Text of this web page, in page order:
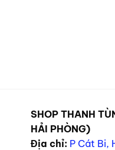
SHOP THANH
HẢI PHÒNG)
Địa chỉ: P Cát Bi,